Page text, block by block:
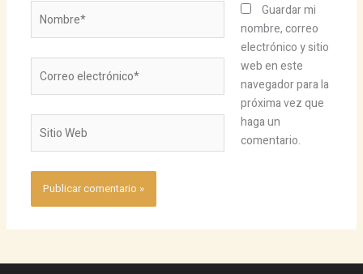
electrónico*
Web
Guardar mi
nombre, correo
electrónico y sitio
web en este
navegador para la
próxima vez que
haga un
comentario.